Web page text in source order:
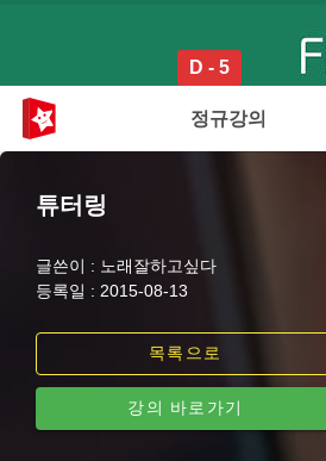
D - 5
정규강의
튜터링
글쓴이 : 노래잘하고싶다
등록일 : 2015-08-13
목록으로
강의 바로가기